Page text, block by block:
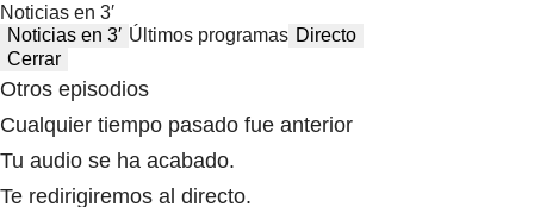
Noticias en 3′
Noticias en 3′ Últimos programas Directo
Cerrar
Otros episodios
Cualquier tiempo pasado fue anterior
Tu audio se ha acabado.
Te redirigiremos al directo.